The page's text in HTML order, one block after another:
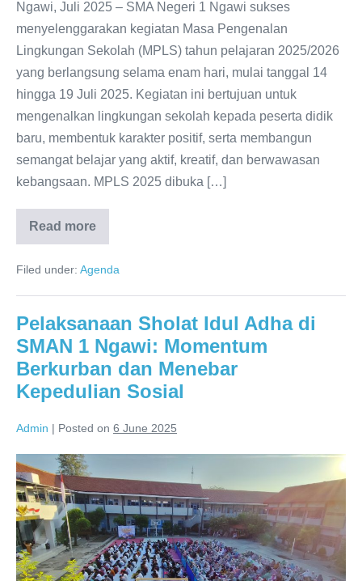
yang
Disiplin,
Berkarakter
Ngawi, Juli 2025 – SMA Negeri 1 Ngawi sukses
menyelenggarakan kegiatan Masa Pengenalan
Lingkungan Sekolah (MPLS) tahun pelajaran 2025/2026
yang berlangsung selama enam hari, mulai tanggal 14
hingga 19 Juli 2025. Kegiatan ini bertujuan untuk
mengenalkan lingkungan sekolah kepada peserta didik
baru, membentuk karakter positif, serta membangun
semangat belajar yang aktif, kreatif, dan berwawasan
kebangsaan. MPLS 2025 dibuka […]
Read more
Suksesnya
MPLS
di
Negeri
Ngawi:
Wujudkan
Siswa
Baru
yang
Aktif,
Disiplin,
Berkarakter
Filed under: Agenda
Pelaksanaan Sholat Idul Adha di
SMAN 1 Ngawi: Momentum
Berkurban dan Menebar
Kepedulian Sosial
Admin | Posted on 6 June 2025
Pelaksanaan
Sholat
Idul
Adha
di
SMAN